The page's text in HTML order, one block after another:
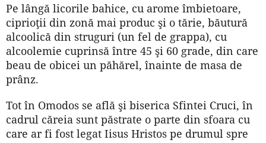
Pe lângă licorile bahice, cu arome îmbietoare,
ciprioţii din zonă mai produc şi o tărie, băutură
alcoolică din struguri (un fel de grappa), cu
alcoolemie cuprinsă între 45 şi 60 grade, din care
beau de obicei un păhărel, înainte de masa de
prânz.
Tot în Omodos se află şi biserica Sfintei Cruci, în
cadrul căreia sunt păstrate o parte din sfoara cu
care ar fi fost legat Iisus Hristos pe drumul spre